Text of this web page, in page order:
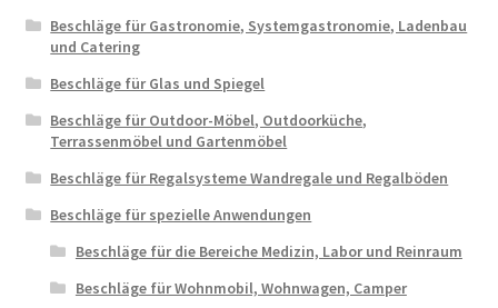
Beschläge für Gastronomie, Systemgastronomie, Ladenbau
und Catering
Beschläge für Glas und Spiegel
Beschläge für Outdoor-Möbel, Outdoorküche,
Terrassenmöbel und Gartenmöbel
Beschläge für Regalsysteme Wandregale und Regalböden
Beschläge für spezielle Anwendungen
Beschläge für die Bereiche Medizin, Labor und Reinraum
Beschläge für Wohnmobil, Wohnwagen, Camper